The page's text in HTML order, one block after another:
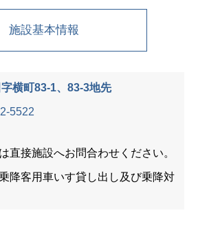
施設基本情報
横町83-1、83-3地先
5522
直接施設へお問合わせください。
降客用車いす貸し出し及び乗降対